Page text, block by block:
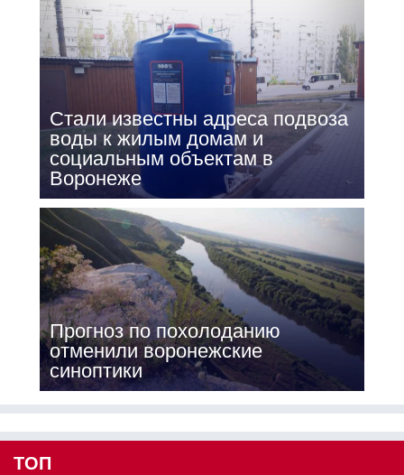
Стали известны адреса подвоза
воды к жилым домам и
социальным объектам в
Воронеже
Прогноз по похолоданию
отменили воронежские
синоптики
ТОП